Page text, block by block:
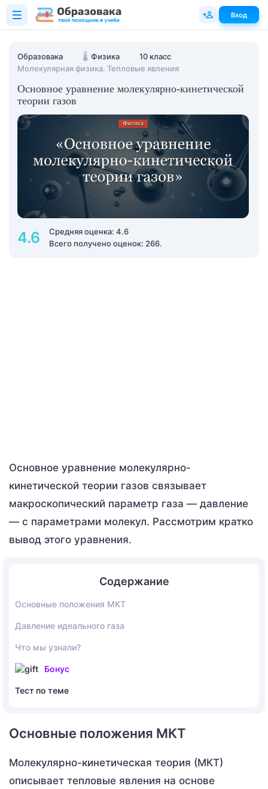
Образовака 🌡️ Физика
10 класс
Молекулярная физика. Тепловые явления
Основное уравнение молекулярно-кинетической
теории газов
4.6
Средняя оценка: 4.6
Всего получено оценок: 266.
Основное уравнение молекулярно-
кинетической теории газов связывает
макроскопический параметр газа — давление
— с параметрами молекул. Рассмотрим кратко
вывод этого уравнения.
Содержание
Основные положения МКТ
Давление идеального газа
Что мы узнали?
Бонус
Тест по теме
Основные положения МКТ
Молекулярно-кинетическая теория (МКТ)
описывает тепловые явления на основе
Вход